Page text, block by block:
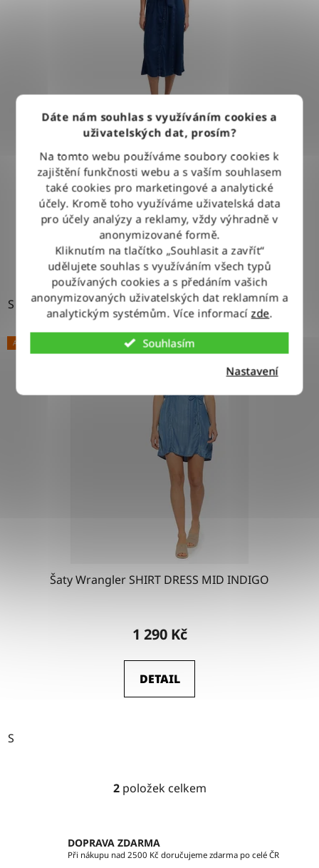
Dáte nám souhlas s využíváním cookies a
uživatelských dat, prosím?
Na tomto webu používáme soubory cookies k
zajištění funkčnosti webu a s vaším souhlasem
také cookies pro marketingové a analytické
účely. Kromě toho využíváme uživatelská data
pro účely analýzy a reklamy, vždy výhradně v
anonymizované formě.
Kliknutím na tlačítko „Souhlasit a zavřít“
udělujete souhlas s využíváním všech typů
používaných cookies a s předáním vašich
anonymizovaných uživatelských dat reklamním a
analytickým systémům. Více informacízde.
Souhlasím
Nastavení
Šaty LEE BELTED MIDI DRESS SUNSET RIDE
2 690 Kč
DETAIL
S XL
AKCE
Šaty Wrangler SHIRT DRESS MID INDIGO
1 290 Kč
DETAIL
S
O
á
d
2položek celkem
DOPRAVA ZDARMA
Při nákupu nad 2500 Kč doručujeme zdarma po celé ČR